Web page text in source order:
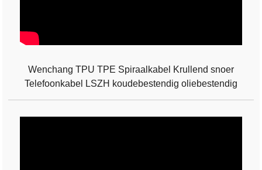
Wenchang TPU TPE Spiraalkabel Krullend snoer
Telefoonkabel LSZH koudebestendig oliebestendig